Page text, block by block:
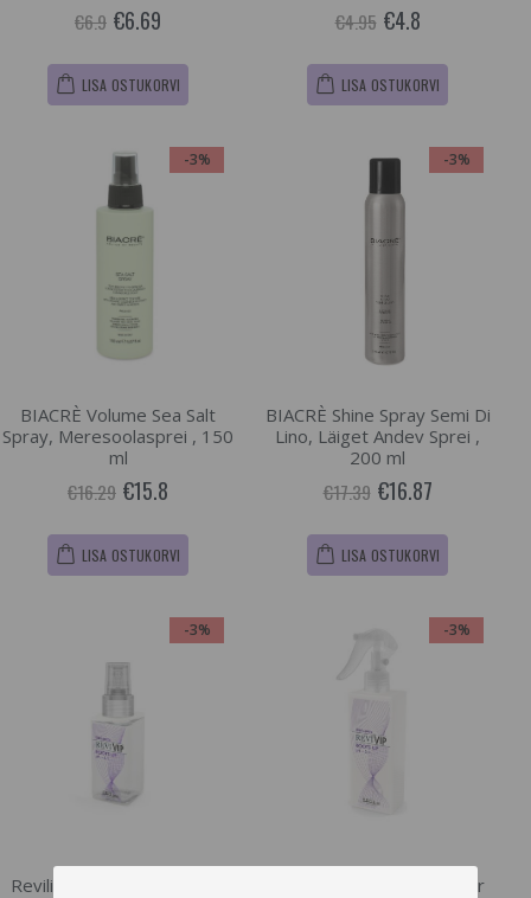
€6.9 €6.69
LISA OSTUKORVI
€4.95 €4.8
LISA OSTUKORVI
-3%
BIACRÈ Volume Sea Salt
Spray, Meresoolasprei , 150
ml
€16.29 €15.8
LISA OSTUKORVI
-3%
BIACRÈ Shine Spray Semi Di
Lino, Läiget Andev Sprei ,
200 ml
€17.39 €16.87
LISA OSTUKORVI
-3%
Reviline Vip Roots Up Hair
-3%
Reviline Vip Roots Up Hair